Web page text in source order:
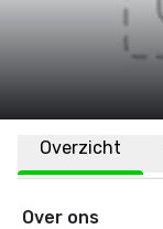
Overzicht
Over ons